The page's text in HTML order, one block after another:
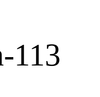
113